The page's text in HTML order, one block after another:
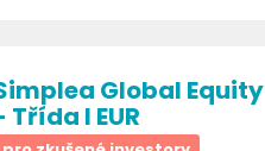
Global Equity
Třída I EUR